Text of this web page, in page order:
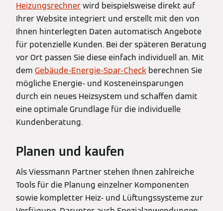
Heizungsrechnerwird beispielsweise direkt auf
Ihrer Website integriert und erstellt mit den von
Ihnen hinterlegten Daten automatisch Angebote
für potenzielle Kunden. Bei der späteren Beratung
vor Ort passen Sie diese einfach individuell an. Mit
dem Gebäude-Energie-Spar-Check berechnen Sie
mögliche Energie- und Kosteneinsparungen
durch ein neues Heizsystem und schaffen damit
eine optimale Grundlage für die individuelle
Kundenberatung.
Planen und kaufen
Als Viessmann Partner stehen Ihnen zahlreiche
Tools für die Planung einzelner Komponenten
sowie kompletter Heiz- und Lüftungssysteme zur